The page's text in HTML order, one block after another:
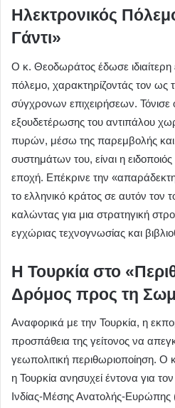
Ηλεκτρονικός
Γάντι»
Ο κ. Θεοδωράτος έδωσε
πόλεμο, χαρακτηρίζοντάς τον ως
σύγχρονων επιχειρήσεων. Τόνισε
εξουδετέρωσης του αντιπάλου
πυρών, μέσω της παρεμβολής
συστημάτων του, είναι η
εποχή. Επέκρινε την
το ελληνικό κράτος σε αυτόν τον
καλώντας για μια στρατηγική
εγχώριας τεχνογνωσίας και
Η Τουρκία στο
Δρόμος προς τη
Αναφορικά με την Τουρκία, η
προσπάθεια της γείτονος να
γεωπολιτική περιθωριοποίηση. Ο
η Τουρκία ανησυχεί έντονα για
Ινδίας-Μέσης Ανατολής-Ευρώπης